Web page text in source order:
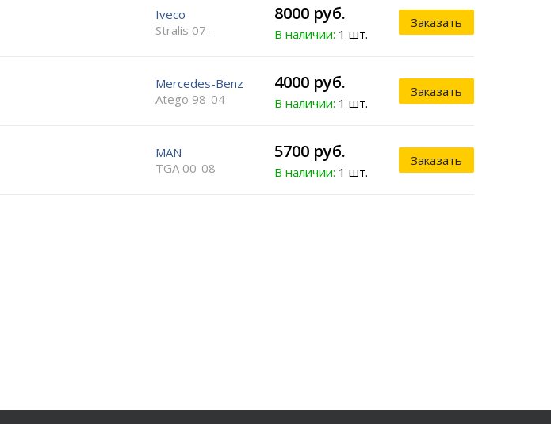
Iveco
Stralis 07-
8000 руб.
В наличии: 1 шт.
Заказать
Mercedes-Benz
Atego 98-04
4000 руб.
В наличии: 1 шт.
Заказать
MAN
TGA 00-08
5700 руб.
В наличии: 1 шт.
Заказать